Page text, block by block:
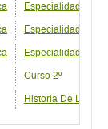
Especialidad:
Especialidad:
Especialidad:
Curso 2º
Historia De La